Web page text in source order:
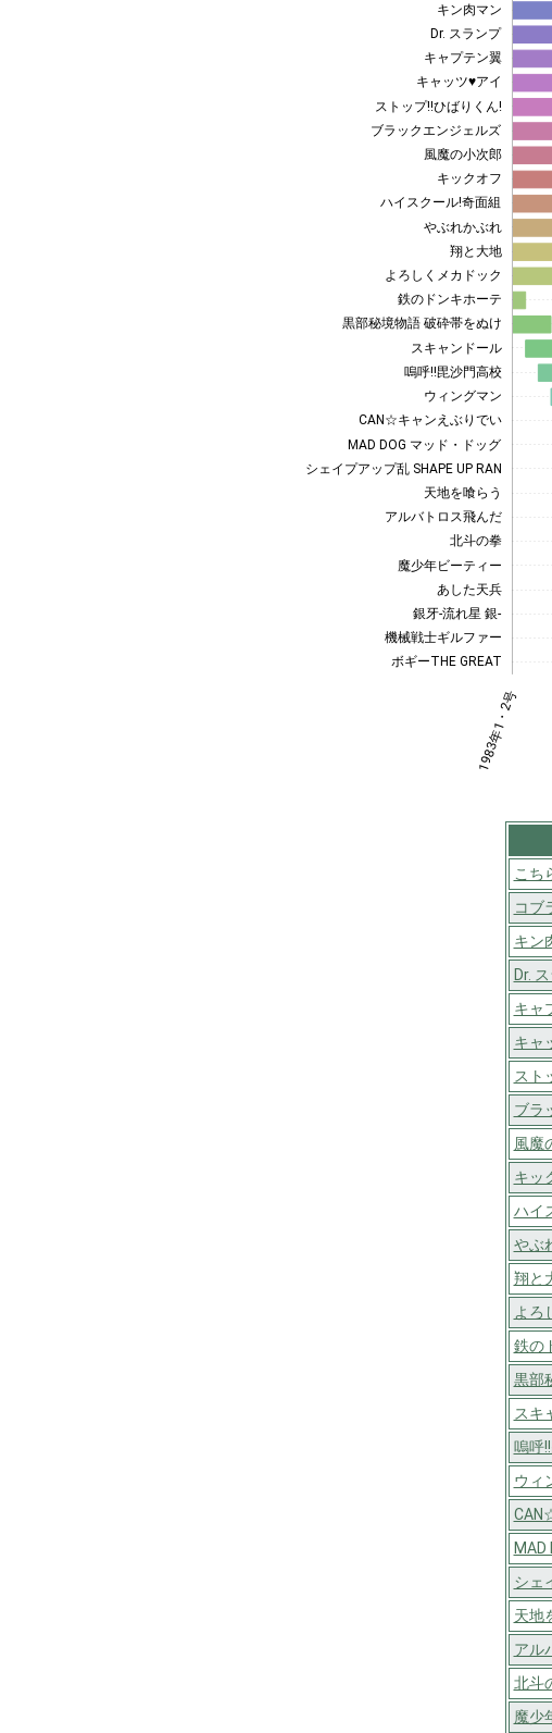
キン肉マン
キャプテン翼
ストップ!!ひばりくん!
風魔の小次郎
ハイスクール!奇面組
翔と大地
鉄のドンキホーテ
スキャンドール
ウィングマン
MAD DOG マッド・ドッグ
天地を喰らう
北斗の拳
あした天兵
機械戦士ギルファー
Dr. スランプ
キャッツ♥アイ
ブラックエンジェルズ
キックオフ
やぶれかぶれ
よろしくメカドック
黒部秘境物語 破砕帯をぬけ
嗚呼!!毘沙門高校
CAN☆キャンえぶりでい
シェイプアップ乱 SHAPE UP RAN
アルバトロス飛んだ
魔少年ビーティー
銀牙-流れ星 銀-
ボギーTHE GREAT
1983年1・2号
こち
コブ
キン
Dr.
キャ
キャ
スト
ブラ
風魔
キッ
ハイ
やぶ
翔と
よろ
鉄の
黒部
スキ
嗚呼
ウィ
MAD
シェ
天地
アル
北斗
魔少